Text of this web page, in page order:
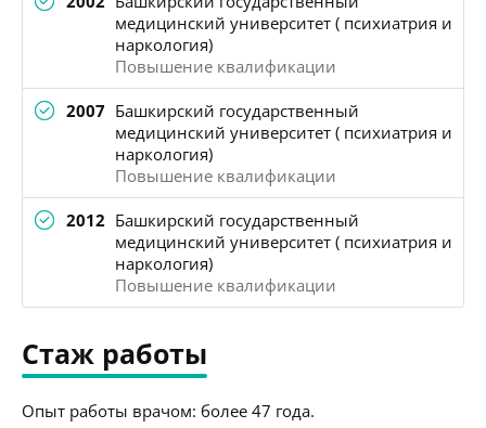
медицинский университет ( психиатрия и
наркология)
Повышение квалификации
2007 Башкирский государственный
медицинский университет ( психиатрия и
наркология)
Повышение квалификации
2012 Башкирский государственный
медицинский университет ( психиатрия и
наркология)
Повышение квалификации
Стаж работы
Опыт работы врачом: более 47 года.